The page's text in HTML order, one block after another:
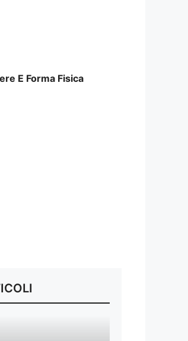
E Forma Fisica